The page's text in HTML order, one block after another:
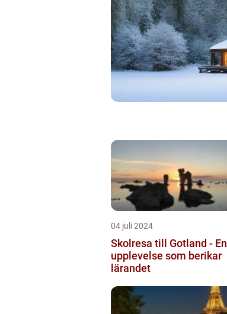
04 juli 2024
Skolresa till Gotland - En
upplevelse som berikar
lärandet